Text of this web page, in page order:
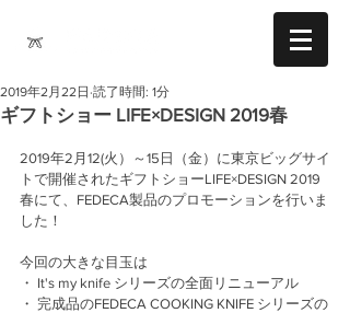
ギフトショー LIFE×DESIGN 2019春
2019年2月22日 読了時間: 1分
2019年2月12(火）～15日（金）に東京ビッグサイ
トで開催されたギフトショーLIFE×DESIGN 2019
春にて、FEDECA製品のプロモーションを行いま
した！
今回の大きな目玉は
・ It's my knife シリーズの全面リニューアル
・ 完成品のFEDECA COOKING KNIFE シリーズの